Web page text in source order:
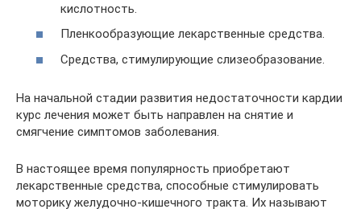
кислотность.
Пленкообразующие лекарственные средства.
Средства, стимулирующие слизеобразование.
На начальной стадии развития недостаточности кардии
курс лечения может быть направлен на снятие и
смягчение симптомов заболевания.
В настоящее время популярность приобретают
лекарственные средства, способные стимулировать
моторику желудочно-кишечного тракта. Их называют